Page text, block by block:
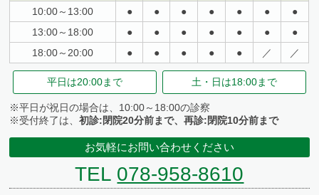
10:00～13:00
● ● ● ● ● ●
●
13:00～18:00
● ● ● ● ● ●
●
18:00～20:00
● ● ● ● ● ／ ／
平日は20:00まで 土・日は18:00まで
※平日が祝日の場合は、10:00～18:00の診察
※受付終了は、初診:閉院20分前まで、再診:閉院10分前まで
お気軽にお問い合わせください
TEL 078-958-8610